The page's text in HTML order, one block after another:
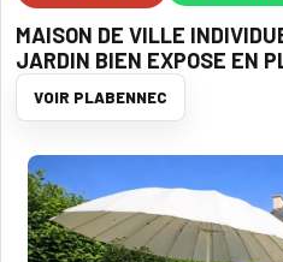
MAISON DE VILLE
JARDIN BIEN EXPOSE EN
VOIR PLABENNEC